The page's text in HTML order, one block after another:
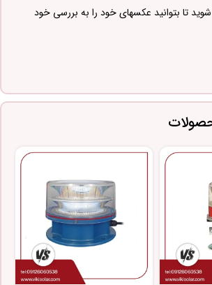
تا بتوانید عکسهای خود را به بررسی خود